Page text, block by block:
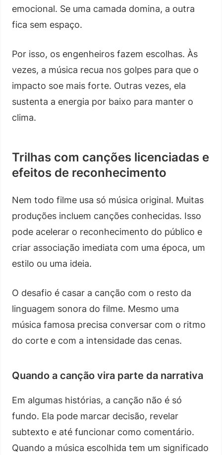
emocional. Se uma camada domina, a outra
fica sem espaço.
Por isso, os engenheiros fazem escolhas. Às
vezes, a música recua nos golpes para que o
impacto soe mais forte. Outras vezes, ela
sustenta a energia por baixo para manter o
clima.
Trilhas com canções licenciadas e
efeitos de reconhecimento
Nem todo filme usa só música original. Muitas
produções incluem canções conhecidas. Isso
pode acelerar o reconhecimento do público e
criar associação imediata com uma época, um
estilo ou uma ideia.
O desafio é casar a canção com o resto da
linguagem sonora do filme. Mesmo uma
música famosa precisa conversar com o ritmo
do corte e com a intensidade das cenas.
Quando a canção vira parte da narrativa
Em algumas histórias, a canção não é só
fundo. Ela pode marcar decisão, revelar
subtexto e até funcionar como comentário.
Quando a música escolhida tem um significado